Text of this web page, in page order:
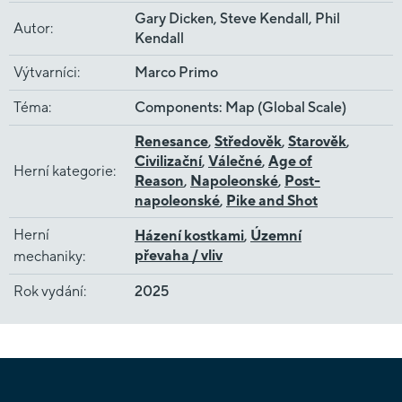
Autor:
Gary Dicken, Steve Kendall, Phil
Kendall
Výtvarníci: Marco Primo
Téma: Components: Map (Global Scale)
Herní kategorie:
Renesance, Středověk, Starověk,
Civilizační, Válečné, Age of
Reason, Napoleonské, Post-
napoleonské, Pike and Shot
Herní
mechaniky:
Házení kostkami, Územní
převaha / vliv
Rok vydání: 2025